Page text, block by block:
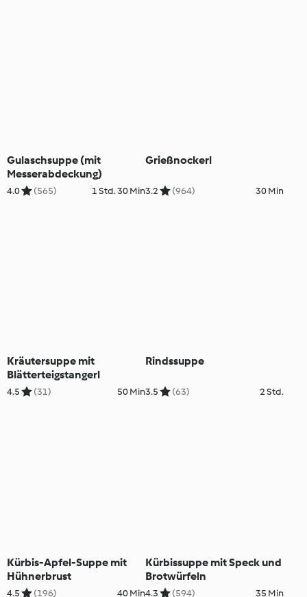
Gulaschsuppe (mit
Messerabdeckung)
4.0 (565) 1 Std. 30 Min
Grießnockerl
3.2 (964) 30 Min
Kräutersuppe mit
Blätterteigstangerl
4.5 (31) 50 Min
Rindssuppe
3.5 (63) 2 Std.
Kürbis-Apfel-Suppe mit
Hühnerbrust
4.5 (196) 40 Min
Kürbissuppe mit Speck und
Brotwürfeln
4.3 (594) 35 Min